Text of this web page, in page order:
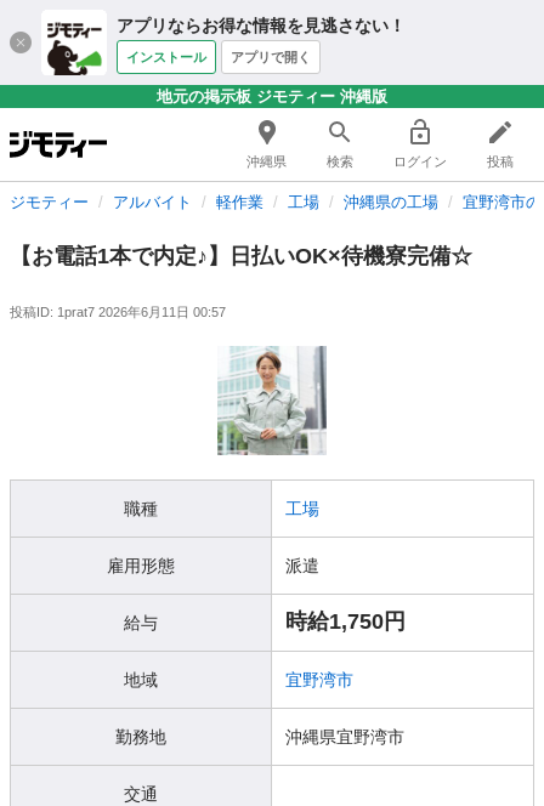
アプリならお得な情報を見逃さない！
インストール アプリで開く
地元の掲示板 ジモティー 沖縄版
沖縄県 検索 ログイン 投稿
ジモティー アルバイト 軽作業 工場 沖縄県の工場 宜野湾市
【お電話1本で内定♪】日払いOK×待機寮完備☆
投稿ID: 1prat7 2026年6月11日 00:57
職種 工場
雇用形態 派遣
給与 時給1,750円
地域 宜野湾市
勤務地 沖縄県宜野湾市
交通